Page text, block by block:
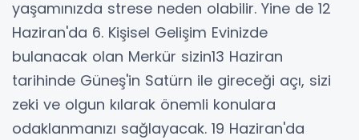
yaşamınızda strese neden olabilir. Yine de 12
Haziran'da 6. Kişisel Gelişim Evinizde
bulanacak olan Merkür sizin13 Haziran
tarihinde Güneş'in Satürn ile gireceği açı, sizi
zeki ve olgun kılarak önemli konulara
odaklanmanızı sağlayacak. 19 Haziran'da